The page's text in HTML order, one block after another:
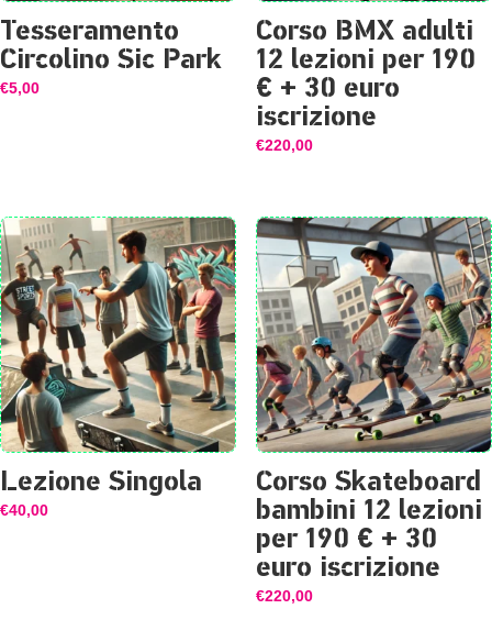
Tesseramento
Circolino Sic Park
€5,00
Corso BMX adulti
12 lezioni per 190
€ + 30 euro
iscrizione
€220,00
Lezione Singola
€40,00
Corso Skateboard
bambini 12 lezioni
per 190 € + 30
euro iscrizione
€220,00